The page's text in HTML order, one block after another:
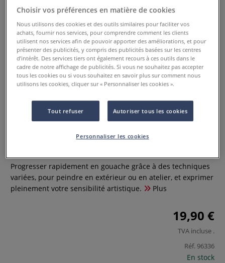
Gouache et paysages
Progresser rapidement en gouache grâce à des techniques
variées, pour peindre en extérieur ou en atelier, et exprimer
pleinement votre sensibilité artistique.
Plus
19,90 €
TVA incluse .
Réf. 96336
En stock
Choisir vos préférences en matière de cookies
Nous utilisons des cookies et des outils similaires pour faciliter vos
achats, fournir nos services, pour comprendre comment les clients
utilisent nos services afin de pouvoir apporter des améliorations, et pour
présenter des publicités, y compris des publicités basées sur les centres
d’intérêt. Des services tiers ont également recours à ces outils dans le
cadre de notre affichage de publicités. Si vous ne souhaitez pas accepter
tous les cookies ou si vous souhaitez en savoir plus sur comment nous
utilisons les cookies, cliquer sur « Personnaliser les cookies ».
Tout refuser Autoriser tous les cookies
Personnaliser les cookies